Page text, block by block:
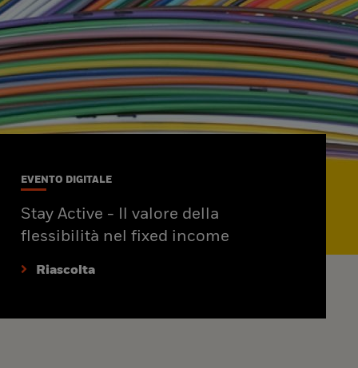
EVENTO DIGITALE
Stay Active - Il valore della
flessibilità nel fixed income
Riascolta